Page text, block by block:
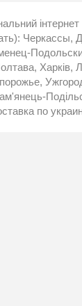
Харків,
по